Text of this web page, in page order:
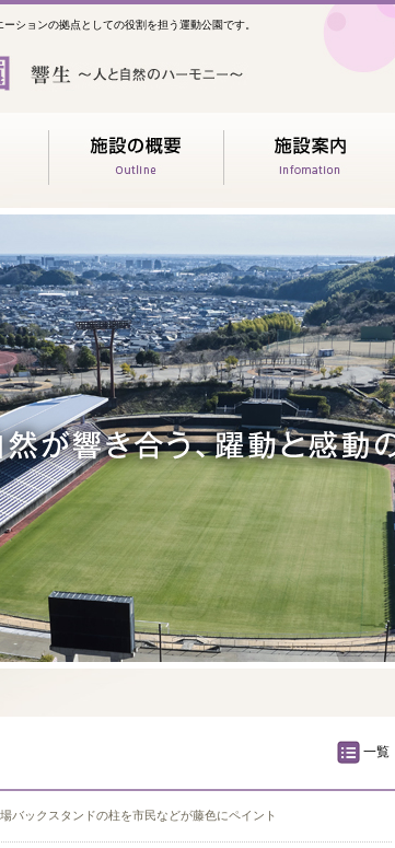
ションの拠点としての役割を担う運動公園です。
一覧
バックスタンドの柱を市民などが藤色にペイント